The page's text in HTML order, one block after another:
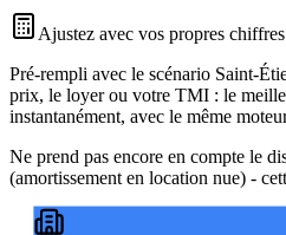
Ajustez avec vos propres
Pré-rempli avec le scénario Saint-
prix, le loyer ou votre TMI : le
instantanément, avec le même
Ne prend pas encore en compte le
(amortissement en location nue) -